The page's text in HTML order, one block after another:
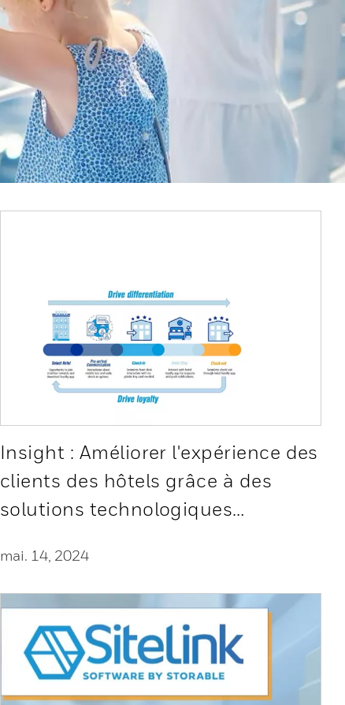
Insight : Améliorer l'expérience des
clients des hôtels grâce à des
solutions technologiques
mai. 14, 2024